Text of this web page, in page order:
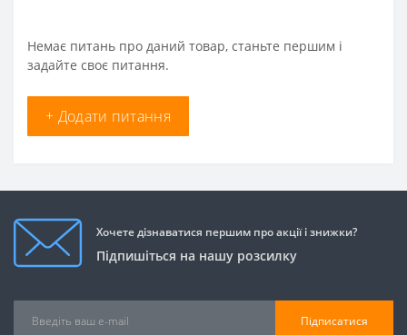
Немає питань про даний товар, станьте першим і
задайте своє питання.
+ Додати питання
Хочете дізнаватися першим про акції і знижки?
Підпишіться на нашу розсилку
Підписатися